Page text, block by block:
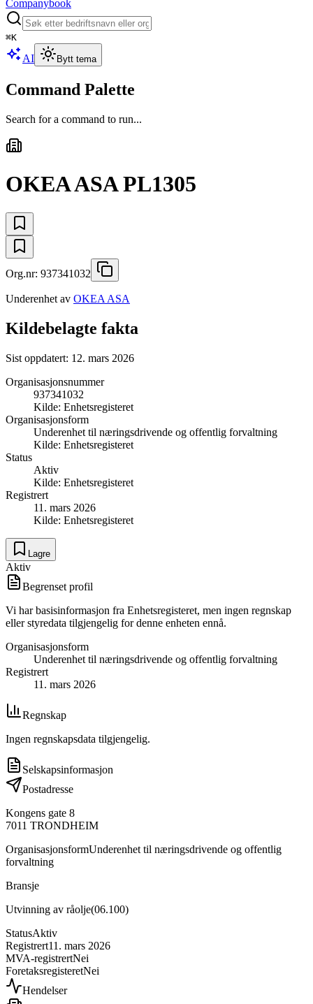
Companybook
⌘K
AI Bytt tema
Command Palette
Search for a command to run...
OKEA ASA PL1305
Org.nr: 937341032
Underenhet av OKEA ASA
Kildebelagte fakta
Sist oppdatert: 12. mars 2026
Organisasjonsnummer
937341032
Kilde: Enhetsregisteret
Organisasjonsform
Underenhet til næringsdrivende og offentlig forvaltning
Kilde: Enhetsregisteret
Status
Aktiv
Kilde: Enhetsregisteret
Registrert
11. mars 2026
Kilde: Enhetsregisteret
Lagre
Aktiv
Begrenset profil
Vi har basisinformasjon fra Enhetsregisteret, men ingen regnskap
eller styredata tilgjengelig for denne enheten ennå.
Organisasjonsform
Underenhet til næringsdrivende og offentlig forvaltning
Registrert
11. mars 2026
Regnskap
Ingen regnskapsdata tilgjengelig.
Selskapsinformasjon
Postadresse
Kongens gate 8
7011 TRONDHEIM
OrganisasjonsformUnderenhet til næringsdrivende og offentlig
forvaltning
Bransje
Utvinning av råolje(06.100)
StatusAktiv
Registrert11. mars 2026
MVA-registrertNei
ForetaksregisteretNei
Hendelser